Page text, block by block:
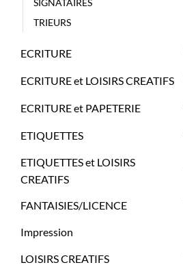
SIGNATAIRES
TRIEURS
ECRITURE
ECRITURE et LOISIRS CREATIFS
ECRITURE et PAPETERIE
ETIQUETTES
ETIQUETTES et LOISIRS
CREATIFS
FANTAISIES/LICENCE
Impression
LOISIRS CREATIFS